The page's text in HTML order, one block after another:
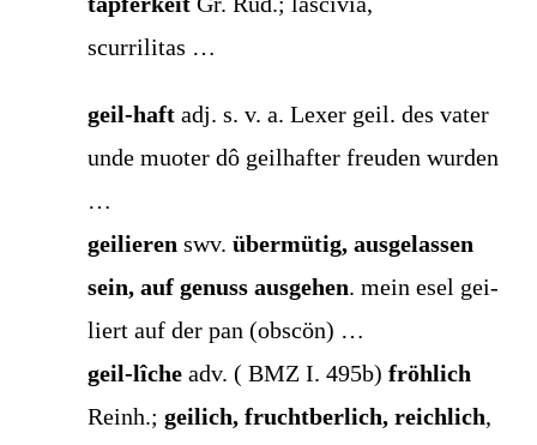
scurrilitas …
geil-haft adj. s. v. a. Lexer geil. des vater
unde muo­ter dô geil­haf­ter freu­den wur­den
…
gei­lie­ren swv. über­mü­tig, aus­ge­las­sen
sein, auf genuss aus­ge­hen. mein esel gei­
liert auf der pan (obscön) …
geil-lîche adv. ( BMZ I. 495b) fröh­lich
Reinh.; gei­lich, frucht­ber­lich, reich­lich,